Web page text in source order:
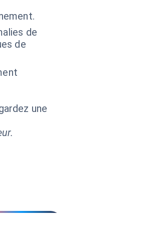
de
de
une